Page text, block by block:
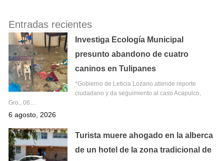
Entradas recientes
Investiga Ecología Municipal
presunto abandono de cuatro
caninos en Tulipanes
*Gobierno de Leticia Lozano atiende reporte
ciudadano y da seguimiento al caso Acapulco,
Gro., 06…
6 agosto, 2026
Turista muere ahogado en la alberca
de un hotel de la zona tradicional de